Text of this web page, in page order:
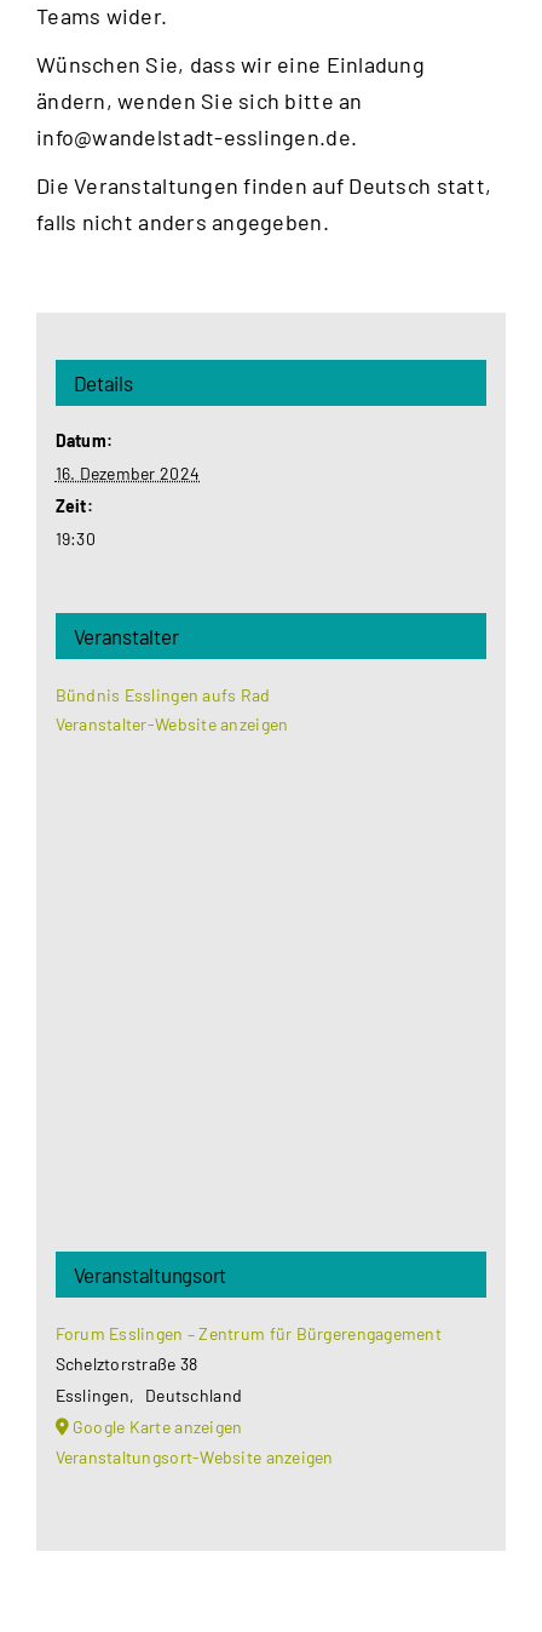
Teams wider.
Wünschen Sie, dass wir eine Einladung
ändern, wenden Sie sich bitte an
info@wandelstadt-esslingen.de.
Die Veranstaltungen finden auf Deutsch statt,
falls nicht anders angegeben.
Details
Datum:
16. Dezember 2024
Zeit:
19:30
Veranstalter
Bündnis Esslingen aufs Rad
Veranstalter-Website anzeigen
Veranstaltungsort
Forum Esslingen – Zentrum für Bürgerengagement
Schelztorstraße 38
Esslingen,
Deutschland
Google Karte anzeigen
Veranstaltungsort-Website anzeigen